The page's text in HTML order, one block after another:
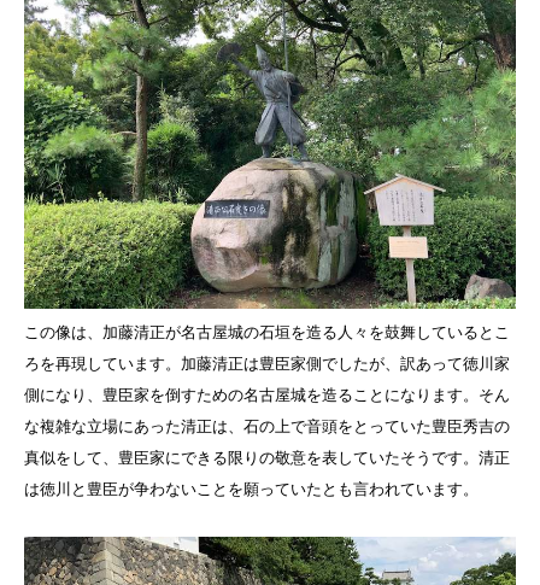
この像は、加藤清正が名古屋城の石垣を造る人々を鼓舞しているとこ
ろを再現しています。加藤清正は豊臣家側でしたが、訳あって徳川家
側になり、豊臣家を倒すための名古屋城を造ることになります。そん
な複雑な立場にあった清正は、石の上で音頭をとっていた豊臣秀吉の
真似をして、豊臣家にできる限りの敬意を表していたそうです。清正
は徳川と豊臣が争わないことを願っていたとも言われています。